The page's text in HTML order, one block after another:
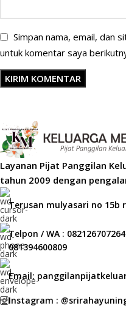
Simpan nama, email, dan
untuk komentar saya
Layanan Pijat Panggilan
tahun 2009 dengan
Terusan mulyasari no 15b
Telpon / WA :
081394600809
Email:
Instagram :